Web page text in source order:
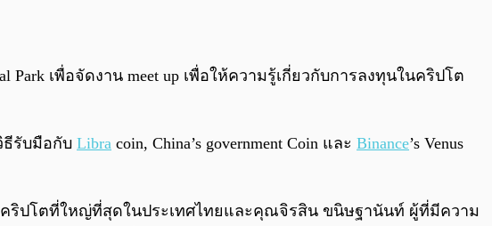
/0:00
Park เพื่อจัดงาน meet up เพื่อให้ความรู้เกี่ยวกับการลงทุนในคริปโต
ธีรับมือกับ Libra coin, China’s government Coin และ Binance’s Venus
คริปโตที่ใหญ่ที่สุดในประเทศไทยและคุณจิรสิน ขนิษฐานันท์ ผู้ที่มีความ